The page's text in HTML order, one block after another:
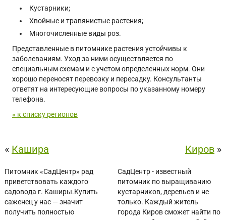
Кустарники;
Хвойные и травянистые растения;
Многочисленные виды роз.
Представленные в питомнике растения устойчивы к
заболеваниям. Уход за ними осуществляется по
специальным схемам и с учетом определенных норм. Они
хорошо переносят перевозку и пересадку. Консультанты
ответят на интересующие вопросы по указанному номеру
телефона.
« к списку регионов
« Кашира
Питомник «СадЦентр» рад
приветствовать каждого
садовода г. Каширы.Купить
саженец у нас — значит
получить полностью
Киров »
СадЦентр - известный
питомник по выращиванию
кустарников, деревьев и не
только. Каждый житель
города Киров сможет найти по